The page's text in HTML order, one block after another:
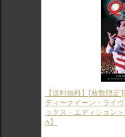
【送料無料】[枚数限
ディ〜クイーン・ライ
ックス・エディション
A】